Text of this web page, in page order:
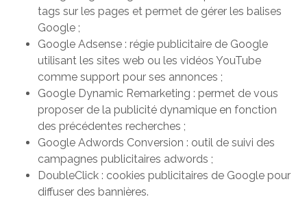
tags sur les pages et permet de gérer les balises
Google ;
Google Adsense : régie publicitaire de Google
utilisant les sites web ou les vidéos YouTube
comme support pour ses annonces ;
Google Dynamic Remarketing : permet de vous
proposer de la publicité dynamique en fonction
des précédentes recherches ;
Google Adwords Conversion : outil de suivi des
campagnes publicitaires adwords ;
DoubleClick : cookies publicitaires de Google pour
diffuser des bannières.